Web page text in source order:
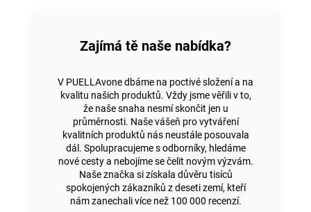
Zajímá tě naše nabídka?
V PUELLAvone dbáme na poctivé složení a na
kvalitu našich produktů. Vždy jsme věřili v to,
že naše snaha nesmí skončit jen u
průměrnosti. Naše vášeň pro vytváření
kvalitních produktů nás neustále posouvala
dál. Spolupracujeme s odborníky, hledáme
nové cesty a nebojíme se čelit novým výzvám.
Naše značka si získala důvěru tisíců
spokojených zákazníků z deseti zemí, kteří
nám zanechali více než 100 000 recenzí.